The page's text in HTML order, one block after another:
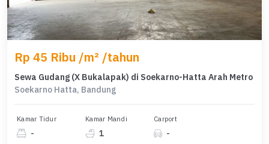
Rp 45 Ribu /m² /tahun
Sewa Gudang (X Bukalapak) di Soekarno-Hatta Arah Metro
Soekarno Hatta, Bandung
Kamar Tidur
-
Kamar Mandi
1
Carport
-